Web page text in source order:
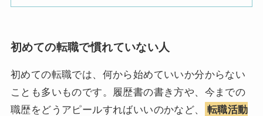
初めての転職で慣れていない人
初めての転職では、何から始めていいか分からない
ことも多いものです。履歴書の書き方や、今までの
職歴をどうアピールすればいいのかなど、
転職活動